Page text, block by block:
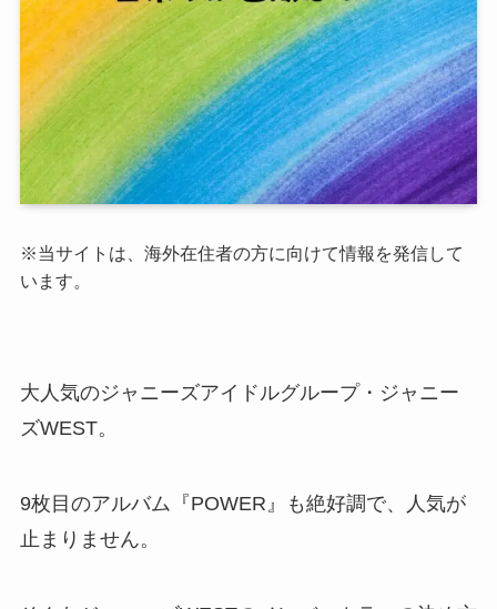
※当サイトは、海外在住者の方に向けて情報を発信して
います。
大人気のジャニーズアイドルグループ・ジャニー
ズWEST。
9枚目のアルバム『POWER』も絶好調で、人気が
止まりません。